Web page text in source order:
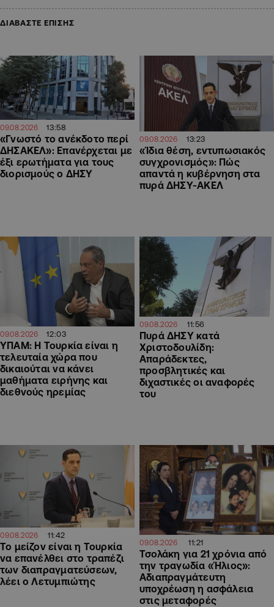
ΔΙΑΒΑΣΤΕ ΕΠΙΣΗΣ
09.08.2026 13:58
«Γνωστό το ανέκδοτο περί
ΔΗΣΑΚΕΛ»: Επανέρχεται με
έξι ερωτήματα για τους
διορισμούς ο ΔΗΣΥ
09.08.2026 13:23
«Ίδια θέση, εντυπωσιακός
συγχρονισμός»: Πώς
απαντά η κυβέρνηση στα
πυρά ΔΗΣΥ-ΑΚΕΛ
09.08.2026 12:03
ΥΠΑΜ: Η Τουρκία είναι η
τελευταία χώρα που
δικαιούται να κάνει
μαθήματα ειρήνης και
διεθνούς ηρεμίας
09.08.2026 11:56
Πυρά ΔΗΣΥ κατά
Χριστοδουλίδη:
Απαράδεκτες,
προσβλητικές και
διχαστικές οι αναφορές
του
09.08.2026 11:42
Το μείζον είναι η Τουρκία
να επανέλθει στο τραπέζι
των διαπραγματεύσεων,
λέει ο Λετυμπιώτης
09.08.2026 11:21
Τσολάκη για 21 χρόνια από
την τραγωδία «Ήλιος»:
Αδιαπραγμάτευτη
υποχρέωση η ασφάλεια
στις μεταφορές